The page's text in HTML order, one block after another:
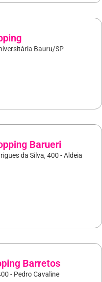
Bauru/SP
Barueri
da Silva, 400 - Aldeia
Barretos
- Pedro Cavaline